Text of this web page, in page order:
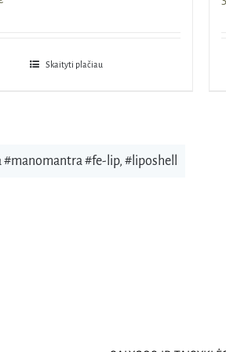
Skaityti plačiau
#manomantra #fe-lip, #liposhell